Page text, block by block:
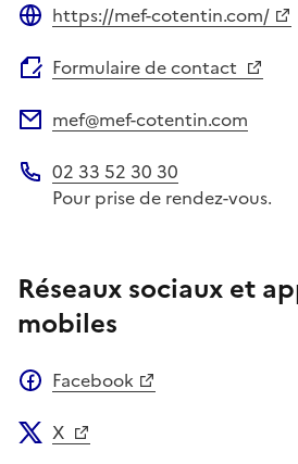
https://mef-cotentin.com/
Formulaire de contact
mef@mef-cotentin.com
Téléphone
02 33 52 30 30
Pour prise de rendez-vous.
Réseaux sociaux et
mobiles
Facebook
X